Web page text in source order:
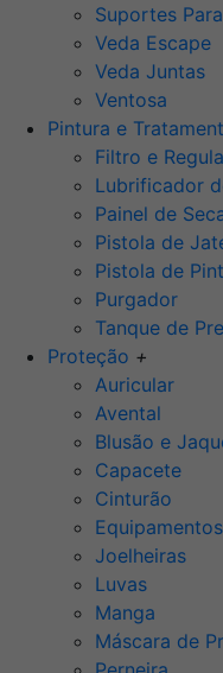
Suportes
Veda Escape
Veda Juntas
Ventosa
Pintura e
Filtro e
Lubrificador
Painel de
Pistola de
Pistola de
Purgador
Tanque de
Proteção +
Auricular
Avental
Blusão e
Capacete
Cinturão
Joelheiras
Luvas
Manga
Máscara de